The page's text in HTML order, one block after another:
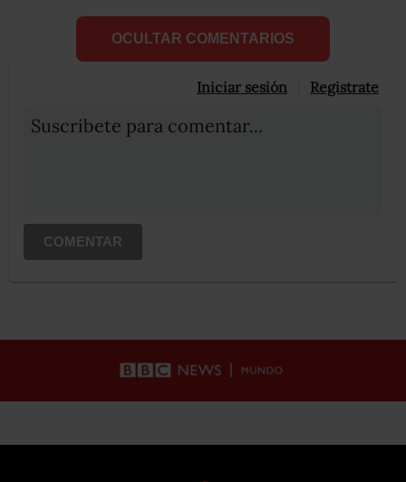
OCULTAR COMENTARIOS
Iniciar sesión Registrate
Suscribete para comentar...
COMENTAR